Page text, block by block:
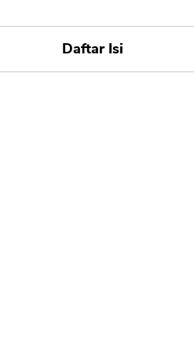
Daftar Isi